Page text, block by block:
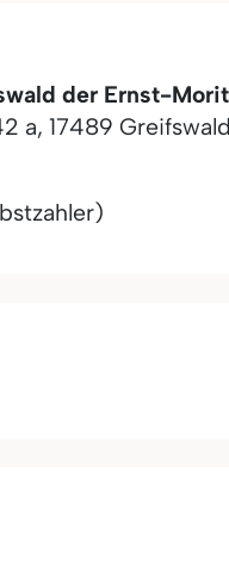
der Ernst-
a, 17489 Greifswald